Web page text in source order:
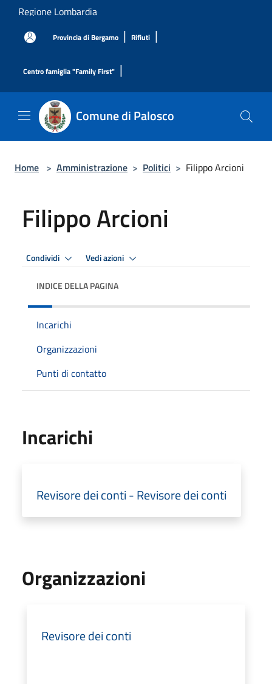
Salta al contenuto principale
Regione Lombardia
Provincia di Bergamo | Rifiuti |
Centro famiglia "Family First" |
Comune di Palosco
Home > Amministrazione > Politici > Filippo Arcioni
Filippo Arcioni
Condividi Vedi azioni
INDICE DELLA PAGINA
Incarichi
Organizzazioni
Punti di contatto
Incarichi
Revisore dei conti - Revisore dei conti
Organizzazioni
Revisore dei conti